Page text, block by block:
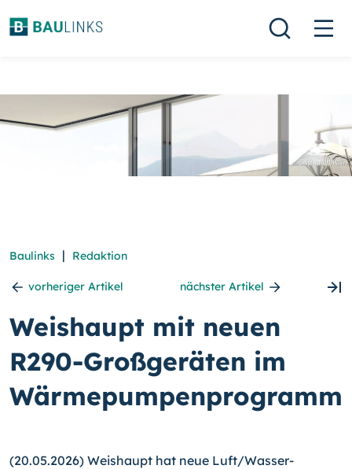
Baulinks | Redaktion
vorheriger Artikel nächster Artikel
Weishaupt mit neuen
R290-Großgeräten im
Wärmepumpenprogramm
(20.05.2026) Weishaupt hat neue Luft/Wasser-